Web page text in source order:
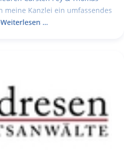
meine Kanzlei ein umfassendes
rund ums
Weiterlesen …